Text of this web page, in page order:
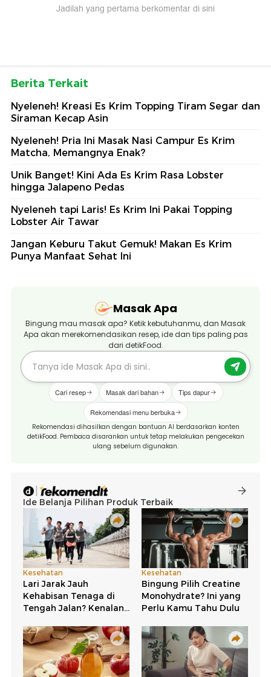
Jadilah yang pertama berkomentar di sini
Berita Terkait
Nyeleneh! Kreasi Es Krim Topping Tiram Segar dan
Siraman Kecap Asin
Nyeleneh! Pria Ini Masak Nasi Campur Es Krim
Matcha, Memangnya Enak?
Unik Banget! Kini Ada Es Krim Rasa Lobster
hingga Jalapeno Pedas
Nyeleneh tapi Laris! Es Krim Ini Pakai Topping
Lobster Air Tawar
Jangan Keburu Takut Gemuk! Makan Es Krim
Punya Manfaat Sehat Ini
Masak Apa
Bingung mau masak apa? Ketik kebutuhanmu, dan Masak
Apa akan merekomendasikan resep, ide dan tips paling pas
dari detikFood.
Cari resep Masak dari bahan Tips dapur
Rekomendasi menu berbuka
Rekomendasi dihasilkan dengan bantuan AI berdasarkan konten
detikFood. Pembaca disarankan untuk tetap melakukan pengecekan
ulang sebelum digunakan.